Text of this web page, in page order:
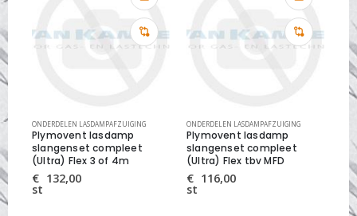
ONDERDELEN LASDAMPAFZUIGING
Plymovent lasdamp
slangenset compleet
(Ultra) Flex 3 of 4m
€ 132,00
st
ONDERDELEN LASDAMPAFZUIGING
Plymovent lasdamp
slangenset compleet
(Ultra) Flex tbv MFD
€ 116,00
st